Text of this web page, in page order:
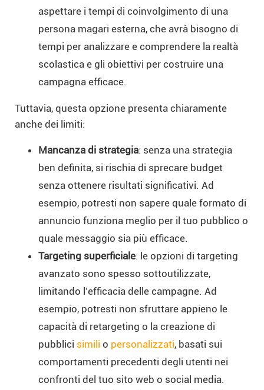
aspettare i tempi di coinvolgimento di una
persona magari esterna, che avrà bisogno di
tempi per analizzare e comprendere la realtà
scolastica e gli obiettivi per costruire una
campagna efficace.
Tuttavia, questa opzione presenta chiaramente
anche dei limiti:
Mancanza di strategia: senza una strategia
ben definita, si rischia di sprecare budget
senza ottenere risultati significativi. Ad
esempio, potresti non sapere quale formato di
annuncio funziona meglio per il tuo pubblico o
quale messaggio sia più efficace.
Targeting superficiale: le opzioni di targeting
avanzato sono spesso sottoutilizzate,
limitando l’efficacia delle campagne. Ad
esempio, potresti non sfruttare appieno le
capacità di retargeting o la creazione di
pubblici simili o personalizzati, basati sui
comportamenti precedenti degli utenti nei
confronti del tuo sito web o social media.